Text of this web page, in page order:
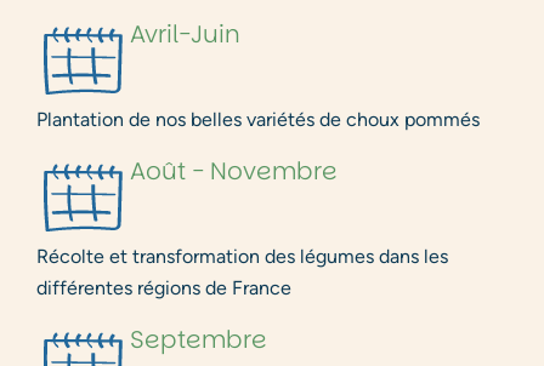
Avril-Juin
Plantation de nos belles variétés de choux pommés
Août - Novembre
Récolte et transformation des légumes dans les
différentes régions de France
Septembre